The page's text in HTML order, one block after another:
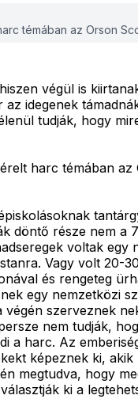
témában az Orson
végül is
idegenek
tudják, hogy
harc témában
döntő része nem
voltak
Vagy volt 20-
és rengeteg
egy nemzetközi
szerveznek
nem tudják,
a harc. Az
képeznek ki,
megtudva, hogy
ki a